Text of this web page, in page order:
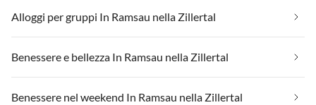
Alloggi per gruppi In Ramsau nella Zillertal
Benessere e bellezza In Ramsau nella Zillertal
Benessere nel weekend In Ramsau nella Zillertal